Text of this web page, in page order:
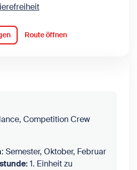
Route öffnen
Competition Crew
: Semester, Oktober, Februar
1. Einheit zu